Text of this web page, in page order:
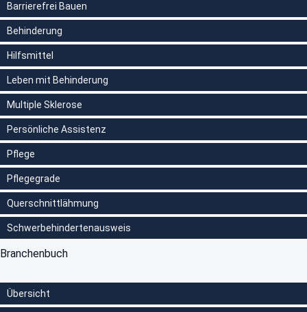
Barrierefrei Bauen
Behinderung
Hilfsmittel
Leben mit Behinderung
Multiple Sklerose
Persönliche Assistenz
Pflege
Pflegegrade
Querschnittlähmung
Schwerbehindertenausweis
Branchenbuch
Übersicht